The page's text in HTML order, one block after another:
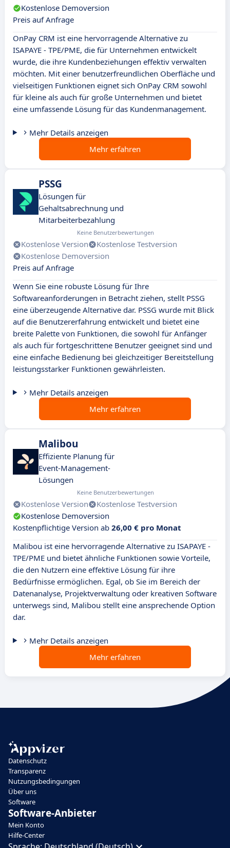
Kostenlose Demoversion
Preis auf Anfrage
OnPay CRM ist eine hervorragende Alternative zu
ISAPAYE - TPE/PME, die für Unternehmen entwickelt
wurde, die ihre Kundenbeziehungen effektiv verwalten
möchten. Mit einer benutzerfreundlichen Oberfläche und
vielseitigen Funktionen eignet sich OnPay CRM sowohl
für kleine als auch für große Unternehmen und bietet
eine umfassende Lösung für das Kundenmanagement.
Mehr Details anzeigen
Mehr erfahren
PSSG
Lösungen für
Gehaltsabrechnung und
Mitarbeiterbezahlung
Keine Benutzerbewertungen
Kostenlose Version
Kostenlose Testversion
Kostenlose Demoversion
Preis auf Anfrage
Wenn Sie eine robuste Lösung für Ihre
Softwareanforderungen in Betracht ziehen, stellt PSSG
eine überzeugende Alternative dar. PSSG wurde mit Blick
auf die Benutzererfahrung entwickelt und bietet eine
breite Palette von Funktionen, die sowohl für Anfänger
als auch für fortgeschrittene Benutzer geeignet sind und
eine einfache Bedienung bei gleichzeitiger Bereitstellung
leistungsstarker Funktionen gewährleisten.
Mehr Details anzeigen
Mehr erfahren
Malibou
Effiziente Planung für
Event-Management-
Lösungen
Keine Benutzerbewertungen
Kostenlose Version
Kostenlose Testversion
Kostenlose Demoversion
Kostenpflichtige Version ab 26,00 € pro Monat
Malibou ist eine hervorragende Alternative zu ISAPAYE -
TPE/PME und bietet ähnliche Funktionen sowie Vorteile,
die den Nutzern eine effektive Lösung für ihre
Bedürfnisse ermöglichen. Egal, ob Sie im Bereich der
Datenanalyse, Projektverwaltung oder kreativen Software
unterwegs sind, Malibou stellt eine ansprechende Option
dar.
Mehr Details anzeigen
Mehr erfahren
Datenschutz
Transparenz
Nutzungsbedingungen
Über uns
Software
Software-Anbieter
Mein Konto
Hilfe-Center